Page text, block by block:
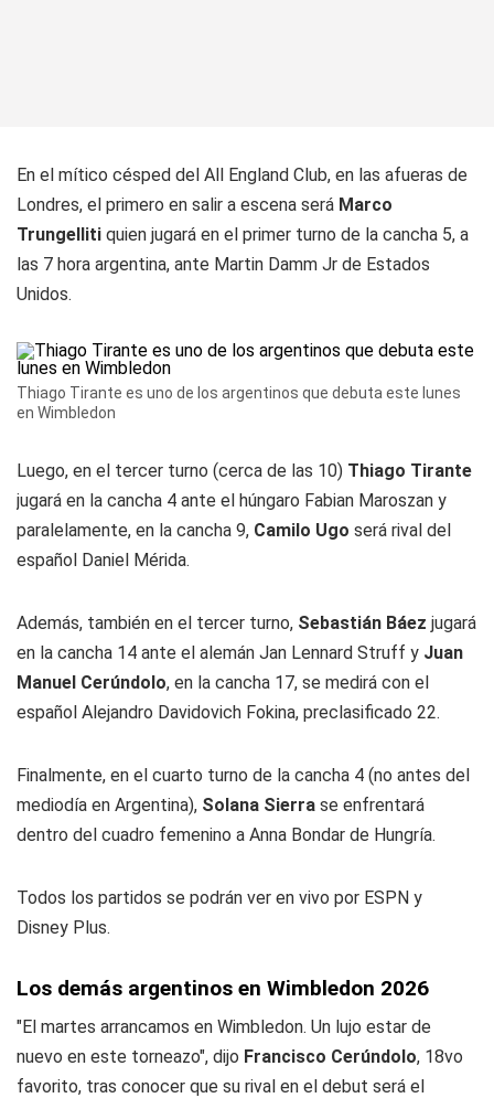
En el mítico césped del All England Club, en las afueras de
Londres, el primero en salir a escena será Marco
Trungelliti quien jugará en el primer turno de la cancha 5, a
las 7 hora argentina, ante Martin Damm Jr de Estados
Unidos.
Thiago Tirante es uno de los argentinos que debuta este lunes
en Wimbledon
Luego, en el tercer turno (cerca de las 10) Thiago Tirante
jugará en la cancha 4 ante el húngaro Fabian Maroszan y
paralelamente, en la cancha 9, Camilo Ugo será rival del
español Daniel Mérida.
Además, también en el tercer turno, Sebastián Báez jugará
en la cancha 14 ante el alemán Jan Lennard Struff y Juan
Manuel Cerúndolo, en la cancha 17, se medirá con el
español Alejandro Davidovich Fokina, preclasificado 22.
Finalmente, en el cuarto turno de la cancha 4 (no antes del
mediodía en Argentina), Solana Sierra se enfrentará
dentro del cuadro femenino a Anna Bondar de Hungría.
Todos los partidos se podrán ver en vivo por ESPN y
Disney Plus.
Los demás argentinos en Wimbledon 2026
"El martes arrancamos en Wimbledon. Un lujo estar de
nuevo en este torneazo", dijo Francisco Cerúndolo, 18vo
favorito, tras conocer que su rival en el debut será el